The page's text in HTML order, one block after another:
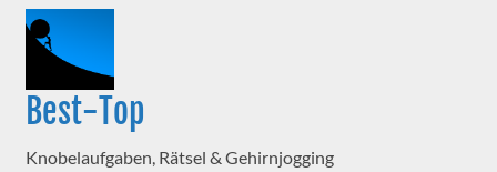
Best-Top
Knobelaufgaben, Rätsel & Gehirnjogging